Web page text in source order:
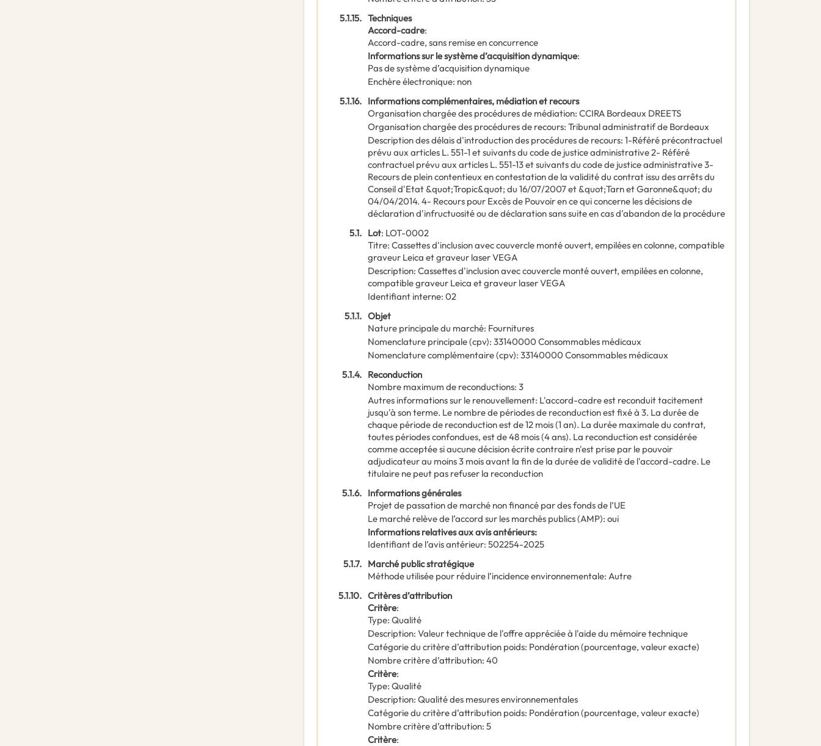
5.1.15. Techniques
Accord-cadre:
Accord-cadre, sans remise en concurrence
Informations sur le système d’acquisition dynamique:
Pas de système d’acquisition dynamique
Enchère électronique: non
5.1.16. Informations complémentaires, médiation et recours
Organisation chargée des procédures de médiation: CCIRA Bordeaux DREETS
Organisation chargée des procédures de recours: Tribunal administratif de Bordeaux
Description des délais d'introduction des procédures de recours: 1-Référé précontractuel
prévu aux articles L. 551-1 et suivants du code de justice administrative 2- Référé
contractuel prévu aux articles L. 551-13 et suivants du code de justice administrative 3-
Recours de plein contentieux en contestation de la validité du contrat issu des arrêts du
Conseil d'Etat &quot;Tropic&quot; du 16/07/2007 et &quot;Tarn et Garonne&quot; du
04/04/2014. 4- Recours pour Excès de Pouvoir en ce qui concerne les décisions de
déclaration d'infructuosité ou de déclaration sans suite en cas d'abandon de la procédure
5.1. Lot: LOT-0002
Titre: Cassettes d'inclusion avec couvercle monté ouvert, empilées en colonne, compatible
graveur Leica et graveur laser VEGA
Description: Cassettes d'inclusion avec couvercle monté ouvert, empilées en colonne,
compatible graveur Leica et graveur laser VEGA
Identifiant interne: 02
5.1.1. Objet
Nature principale du marché: Fournitures
Nomenclature principale(cpv): 33140000 Consommables médicaux
Nomenclature complémentaire(cpv): 33140000 Consommables médicaux
5.1.4. Reconduction
Nombre maximum de reconductions: 3
Autres informations sur le renouvellement: L'accord-cadre est reconduit tacitement
jusqu'à son terme. Le nombre de périodes de reconduction est fixé à 3. La durée de
chaque période de reconduction est de 12 mois (1 an). La durée maximale du contrat,
toutes périodes confondues, est de 48 mois (4 ans). La reconduction est considérée
comme acceptée si aucune décision écrite contraire n'est prise par le pouvoir
adjudicateur au moins 3 mois avant la fin de la durée de validité de l'accord-cadre. Le
titulaire ne peut pas refuser la reconduction
5.1.6. Informations générales
Projet de passation de marché non financé par des fonds de l’UE
Le marché relève de l’accord sur les marchés publics (AMP): oui
Informations relatives aux avis antérieurs:
Identifiant de l’avis antérieur: 502254-2025
5.1.7. Marché public stratégique
Méthode utilisée pour réduire l’incidence environnementale: Autre
5.1.10. Critères d’attribution
Critère:
Type: Qualité
Description: Valeur technique de l'offre appréciée à l'aide du mémoire technique
Catégorie du critère d’attribution poids: Pondération (pourcentage, valeur exacte)
Nombre critère d’attribution: 40
Critère:
Type: Qualité
Description: Qualité des mesures environnementales
Catégorie du critère d’attribution poids: Pondération (pourcentage, valeur exacte)
Nombre critère d’attribution: 5
Critère: